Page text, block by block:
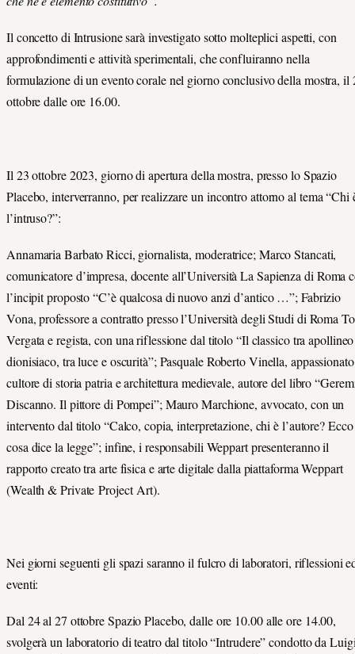
Il concetto di Intrusione sarà investigato sotto molteplici aspetti, con
approfondimenti e attività sperimentali, che confluiranno nella
formulazione di un evento corale nel giorno conclusivo della mostra, il
ottobre dalle ore 16.00.
Il 23 ottobre 2023, giorno di apertura della mostra, presso lo Spazio
Placebo, interverranno, per realizzare un incontro attorno al tema “Chi
l’intruso?”:
Annamaria Barbato Ricci, giornalista, moderatrice; Marco Stancati,
comunicatore d’impresa, docente all’Università La Sapienza di Roma
l’incipit proposto “C’è qualcosa di nuovo anzi d’antico …”; Fabrizio
Vona, professore a contratto presso l’Università degli Studi di Roma
Vergata e regista, con una riflessione dal titolo “Il classico tra
dionisiaco, tra luce e oscurità”; Pasquale Roberto Vinella, appassionato
cultore di storia patria e architettura medievale, autore del libro
Discanno. Il pittore di Pompei”; Mauro Marchione, avvocato, con un
intervento dal titolo “Calco, copia, interpretazione, chi è l’autore? Ecco
cosa dice la legge”; infine, i responsabili Weppart presenteranno il
rapporto creato tra arte fisica e arte digitale dalla piattaforma Weppart
(Wealth & Private Project Art).
Nei giorni seguenti gli spazi saranno il fulcro di laboratori, riflessioni
eventi:
Dal 24 al 27 ottobre Spazio Placebo, dalle ore 10.00 alle ore 14.00,
svolgerà un laboratorio di teatro dal titolo “Intrudere” condotto da